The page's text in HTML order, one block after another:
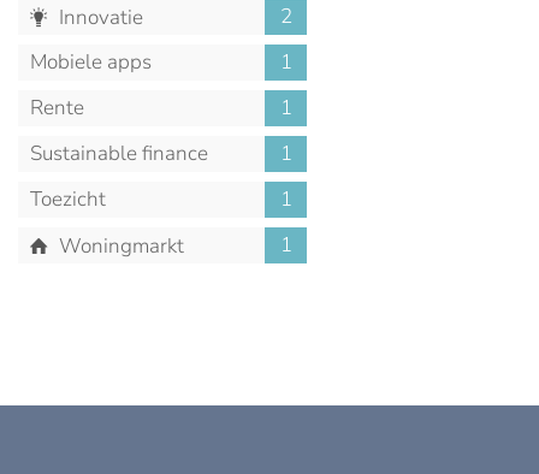
Innovatie
2
Mobiele apps
1
Rente
1
Sustainable finance
1
Toezicht
1
Woningmarkt
1